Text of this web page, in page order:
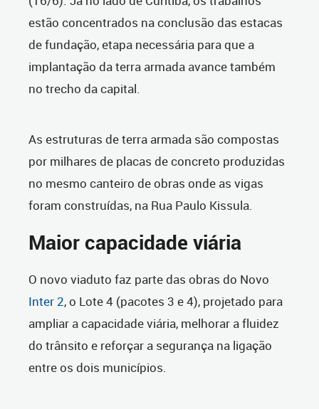
estão concentrados na conclusão das estacas
de fundação, etapa necessária para que a
implantação da terra armada avance também
no trecho da capital.
As estruturas de terra armada são compostas
por milhares de placas de concreto produzidas
no mesmo canteiro de obras onde as vigas
foram construídas, na Rua Paulo Kissula.
Maior capacidade viária
O novo viaduto faz parte das obras do Novo
Inter 2, o Lote 4 (pacotes 3 e 4), projetado para
ampliar a capacidade viária, melhorar a fluidez
do trânsito e reforçar a segurança na ligação
entre os dois municípios.